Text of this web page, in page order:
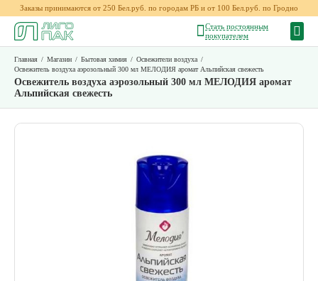
Заказы принимаются от 250 Бел.руб. по городам РБ и от 100 Бел.руб. по Гродно
Стать постоянным
покупателем
Главная / Магазин / Бытовая химия / Освежители воздуха /
Освежитель воздуха аэрозольный 300 мл МЕЛОДИЯ аромат Альпийская свежесть
Освежитель воздуха аэрозольный 300 мл МЕЛОДИЯ аромат
Альпийская свежесть